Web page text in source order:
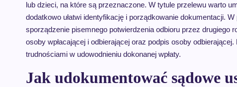
lub dzieci, na które są przeznaczone. W tytule przelewu warto
dodatkowo ułatwi identyfikację i porządkowanie dokumentacji.
sporządzenie pisemnego potwierdzenia odbioru przez drugiego
osoby wpłacającej i odbierającej oraz podpis osoby
trudnościami w udowodnieniu dokonanej wpłaty.
Jak udokumentować sądowe